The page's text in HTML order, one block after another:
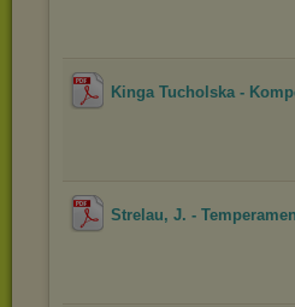
Kinga Tucholska -
Strelau, J. -